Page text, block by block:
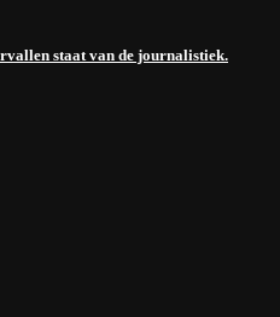
staat van de journalistiek.